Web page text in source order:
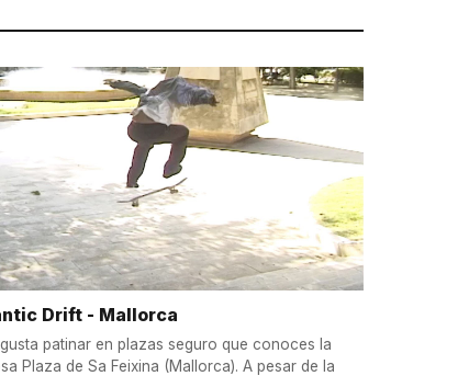
Drift - Mallorca
patinar en plazas seguro que conoces la
Plaza de Sa Feixina (Mallorca). A pesar de la